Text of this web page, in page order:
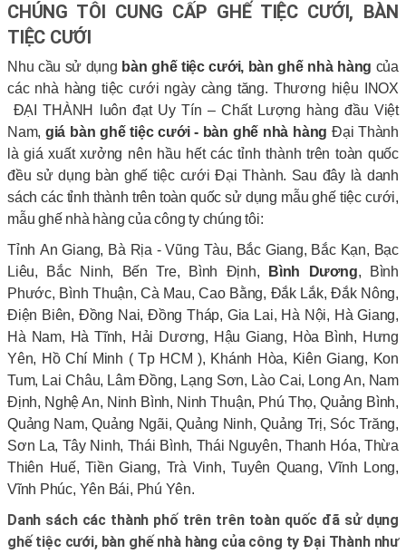
CHÚNG TÔI CUNG CẤP GHẾ TIỆC CƯỚI, BÀN
TIỆC CƯỚI
Nhu cầu sử dụng bàn g hế tiệc cưới, bàn ghế nhà hàng của
các nhà hàng tiệc cưới ngày càng tăng. Thương hiệu INOX
ĐẠI THÀNH luôn đạt Uy Tín – Chất Lượng hàng đầu Việt
Nam, giá bàn ghế tiệc cưới - bàn ghế nhà hàng Đại Thành
là giá xuất xưởng nên hầu hết các tỉnh thành trên toàn quốc
đều sử dụng bàn ghế tiệc cưới Đại Thành. Sau đây là danh
sách các tỉnh thành trên toàn quốc sử dụng mẫu ghế tiệc cưới,
mẫu ghế nhà hàng của công ty chúng tôi:
Tỉnh An Giang, Bà Rịa - Vũng Tàu, Bắc Giang, Bắc Kạn, Bạc
Liêu, Bắc Ninh, Bến Tre, Bình Định,
Bình Dương, Bình
Phước, Bình Thuận, Cà Mau, Cao Bằng, Đắk Lắk, Đắk Nông,
Điện Biên, Đồng Nai, Đồng Tháp, Gia Lai, Hà Nội, Hà Giang,
Hà Nam, Hà Tĩnh, Hải Dương, Hậu Giang, Hòa Bình, Hưng
Yên, Hồ Chí Minh ( Tp HCM ), Khánh Hòa, Kiên Giang, Kon
Tum, Lai Châu, Lâm Đồng, Lạng Sơn, Lào Cai, Long An, Nam
Định, Nghệ An, Ninh Bình, Ninh Thuận, Phú Thọ, Quảng Bình,
Quảng Nam, Quảng Ngãi, Quảng Ninh, Quảng Trị, Sóc Trăng,
Sơn La, Tây Ninh, Thái Bình, Thái Nguyên, Thanh Hóa, Thừa
Thiên Huế, Tiền Giang, Trà Vinh, Tuyên Quang, Vĩnh Long,
Vĩnh Phúc, Yên Bái, Phú Yên.
Danh sách các thành phố trên trên toàn quốc đã sử dụng
ghế tiệc cưới, bàn ghế nhà hàng của công ty Đại Thành như